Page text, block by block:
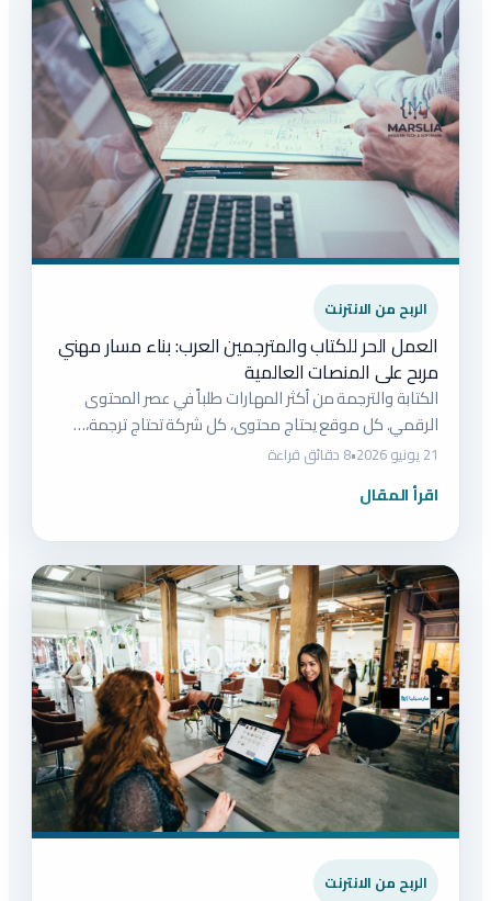
الربح من الانترنت
العمل الحر للكتاب والمترجمين العرب: بناء مسار مهني
مربح على المنصات العالمية
الكتابة والترجمة من أكثر المهارات طلباً في عصر المحتوى
الرقمي. كل موقع يحتاج محتوى، كل شركة تحتاج ترجمة،…
21 يونيو 2026 •8 دقائق قراءة
اقرأ المقال
الربح من الانترنت